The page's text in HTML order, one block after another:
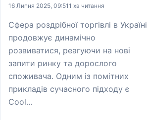
16 Липня 2025, 09:511 хв читання
Сфера роздрібної торгівлі в Україні
продовжує динамічно
розвиватися, реагуючи на нові
запити ринку та дорослого
споживача. Одним із помітних
прикладів сучасного підходу є
Cool…